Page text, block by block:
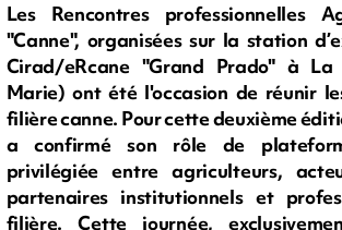
Les Rencontres professionnelles
"Canne", organisées sur la station
Cirad/eRcane "Grand Prado" à
Marie) ont été l'occasion de réunir
filière canne. Pour cette deuxième
a confirmé son rôle de
privilégiée entre agriculteurs,
partenaires institutionnels et
filière. Cette journée,